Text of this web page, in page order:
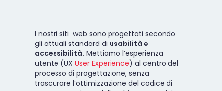
I nostri siti web sono progettati secondo
gli attuali standard di usabilità e
accessibilità. Mettiamo l’esperienza
utente (UXUser Experience) al centro del
processo di progettazione, senza
trascurare l’ottimizzazione del codice di